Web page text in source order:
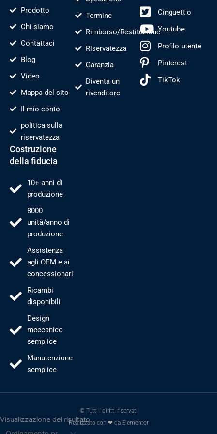
Visualizzazione del risultato
Prodotto
Chi siamo
Contattaci
Blog
Video
Mappa del sito
Il mio conto
politica sulla
riservatezza
Termine
Rimborso/Restituzione
Riservatezza
Garanzia
Diventa un
rivenditore
Cinguettio
Youtube
Profilo utente
Pinterest
TikTok
Costruzione
della fiducia
10+ anni di
produzione
8000
unità/anno di
produzione
Assistenza
agli OEM e ai
concessionari
Ricambi
disponibili
Design
meccanico
semplice
Manutenzione
semplice
© Tutti i diritti riservati
Realizzato con ❤ da Elementor